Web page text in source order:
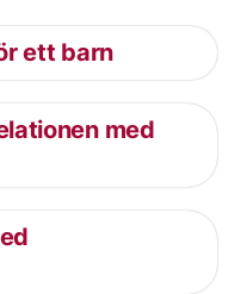
ett barn
med